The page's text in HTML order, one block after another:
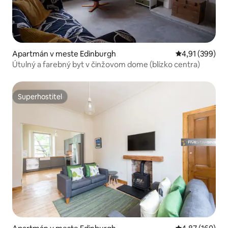
Apartmán v meste Edinburgh Priemerné
4,91 (399)
Útulný a farebný byt v činžovom dome (blízko centra)
Superhostiteľ
Superhostiteľ